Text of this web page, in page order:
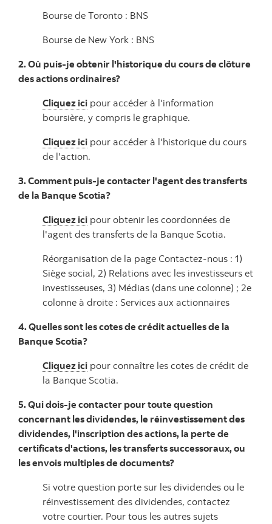
Bourse de Toronto : BNS
Bourse de New York : BNS
2. Où puis-je obtenir l'historique du cours de clôture
des actions ordinaires?
Cliquez ici pour accéder à l'information
boursière, y compris le graphique.
Cliquez ici pour accéder à l'historique du cours
de l'action.
3. Comment puis-je contacter l'agent des transferts
de la Banque Scotia?
Cliquez ici pour obtenir les coordonnées de
l'agent des transferts de la Banque Scotia.
Réorganisation de la page Contactez-nous : 1)
Siège social, 2) Relations avec les investisseurs et
investisseuses, 3) Médias (dans une colonne) ; 2e
colonne à droite : Services aux actionnaires
4. Quelles sont les cotes de crédit actuelles de la
Banque Scotia?
Cliquez ici pour connaître les cotes de crédit de
la Banque Scotia.
5. Qui dois-je contacter pour toute question
concernant les dividendes, le réinvestissement des
dividendes, l'inscription des actions, la perte de
certificats d'actions, les transferts successoraux, ou
les envois multiples de documents?
Si votre question porte sur les dividendes ou le
réinvestissement des dividendes, contactez
votre courtier. Pour tous les autres sujets